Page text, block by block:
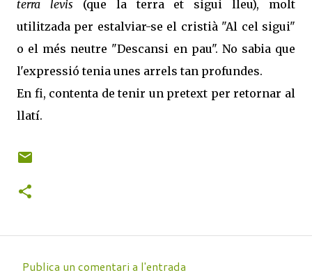
terra levis (que la terra et sigui lleu), molt
utilitzada per estalviar-se el cristià "Al cel sigui"
o el més neutre "Descansi en pau". No sabia que
l'expressió tenia unes arrels tan profundes.
En fi, contenta de tenir un pretext per retornar al
llatí.
Publica un comentari a l'entrada